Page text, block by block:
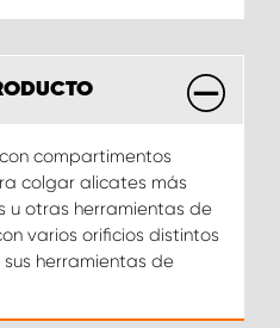
compartimentos
colgar alicates más
u otras herramientas de
varios orificios distintos
herramientas de